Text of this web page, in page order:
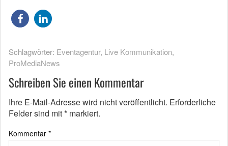
Schlagwörter: Eventagentur, Live Kommunikation,
ProMediaNews
Schreiben Sie einen Kommentar
Ihre E-Mail-Adresse wird nicht veröffentlicht. Erforderliche
Felder sind mit* markiert.
Kommentar *